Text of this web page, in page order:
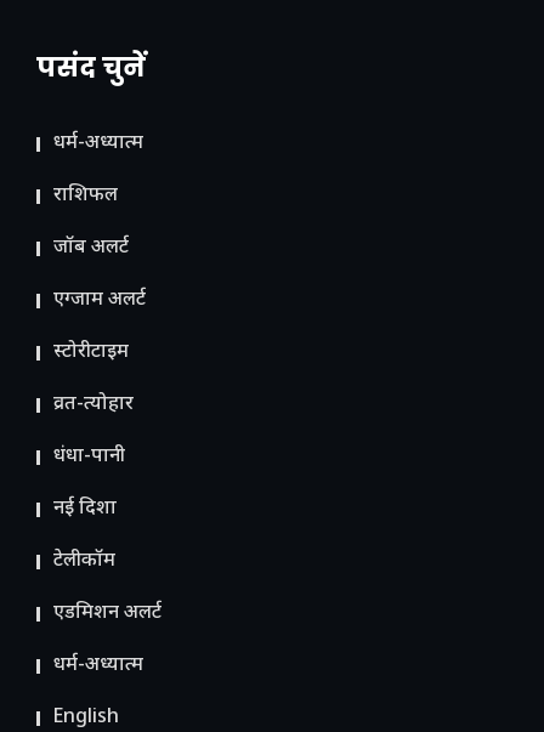
पसंद चुनें
धर्म-अध्यात्म
राशिफल
जॉब अलर्ट
एग्जाम अलर्ट
स्टोरीटाइम
व्रत-त्योहार
धंधा-पानी
नई दिशा
टेलीकॉम
ए​डमिशन अलर्ट
धर्म-अध्यात्म
English